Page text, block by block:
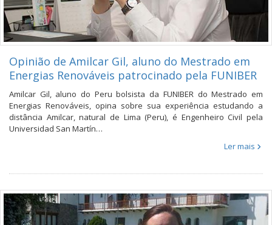
Opinião de Amilcar Gil, aluno do Mestrado em
Energias Renováveis patrocinado pela FUNIBER
Amilcar Gil, aluno do Peru bolsista da FUNIBER do Mestrado em
Energias Renováveis, opina sobre sua experiência estudando a
distância Amilcar, natural de Lima (Peru), é Engenheiro Civil pela
Universidad San Martín…
Ler mais